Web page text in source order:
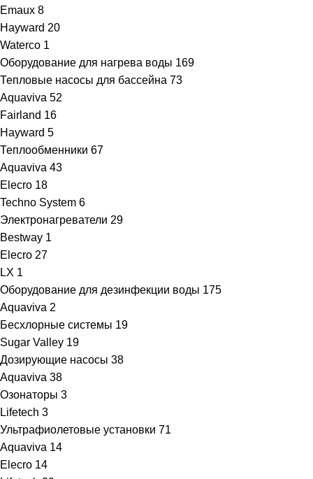
Emaux 8
Hayward 20
Waterco 1
Оборудование для нагрева воды 169
Тепловые насосы для бассейна 73
Aquaviva 52
Fairland 16
Hayward 5
Теплообменники 67
Aquaviva 43
Elecro 18
Techno System 6
Электронагреватели 29
Bestway 1
Elecro 27
LX 1
Оборудование для дезинфекции воды 175
Aquaviva 2
Бесхлорные системы 19
Sugar Valley 19
Дозирующие насосы 38
Aquaviva 38
Озонаторы 3
Lifetech 3
Ультрафиолетовые установки 71
Aquaviva 14
Elecro 14